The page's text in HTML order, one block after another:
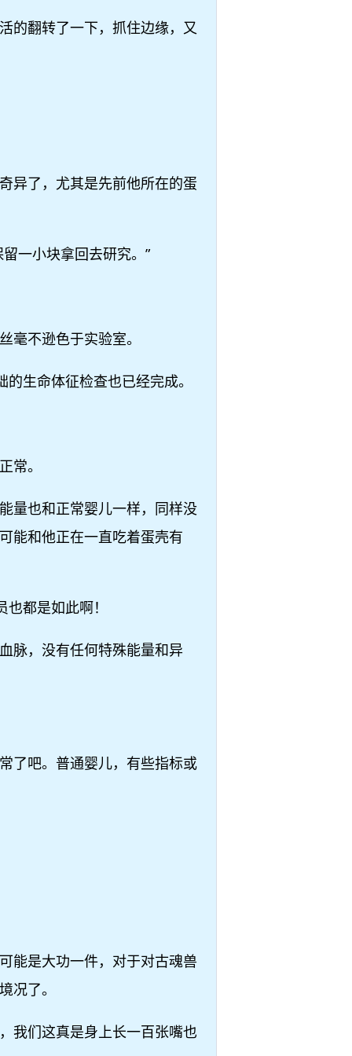
的翻转了一下，抓住边缘，又
异了，尤其是先前他所在的蛋
一小块拿回去研究。”
毫不逊色于实验室。
生命体征检查也已经完成。
常。
量也和正常婴儿一样，同样没
能和他正在一直吃着蛋壳有
都是如此啊！
脉，没有任何特殊能量和异
了吧。普通婴儿，有些指标或
能是大功一件，对于对古魂兽
况了。
我们这真是身上长一百张嘴也